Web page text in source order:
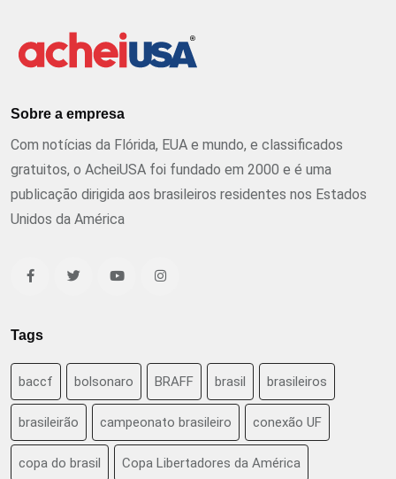
Sobre a empresa
Com notícias da Flórida, EUA e mundo, e classificados
gratuitos, o AcheiUSA foi fundado em 2000 e é uma
publicação dirigida aos brasileiros residentes nos Estados
Unidos da América
Tags
baccf bolsonaro BRAFF brasil brasileiros
brasileirão campeonato brasileiro conexão UF
copa do brasil Copa Libertadores da América